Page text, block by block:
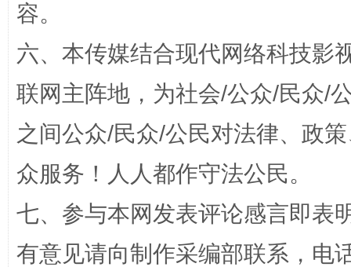
招工难、用工荒背后
容。
六、本传媒结合现代网络科技影
联网主阵地，为社会/公众/民众/
之间公众/民众/公民对法律、政
众服务！人人都作守法公民。
七、参与本网发表评论感言即表
有意见请向制作采编部联系，电